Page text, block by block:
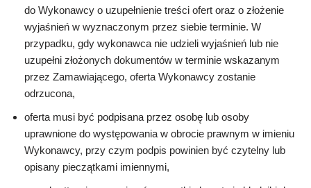
do Wykonawcy o uzupełnienie treści ofert oraz o złożenie
wyjaśnień w wyznaczonym przez siebie terminie. W
przypadku, gdy wykonawca nie udzieli wyjaśnień lub nie
uzupełni złożonych dokumentów w terminie wskazanym
przez Zamawiającego, oferta Wykonawcy zostanie
odrzucona,
oferta musi być podpisana przez osobę lub osoby
uprawnione do występowania w obrocie prawnym w imieniu
Wykonawcy, przy czym podpis powinien być czytelny lub
opisany pieczątkami imiennymi,